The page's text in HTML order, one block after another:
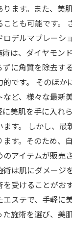
ります。また、美
とも可能です。
ロデルマブレーシ
は、ダイヤモン
ずに角質を除去す
です。 そのほか
ど、様々な最新
美肌を手に入れ
す。 しかし、最
す。そのため、
のアイテムが販売
術は肌にダメージ
を受けることがお
ステで、手軽に
た施術を選び、美